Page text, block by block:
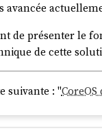
suivante : "
avancée
de présenter le
de cette
suivante : "CoreOS